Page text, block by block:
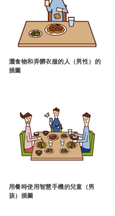
灑食物和弄髒衣服的人（男性）的
插圖
用餐時使用智慧手機的兒童（男
孩）插圖